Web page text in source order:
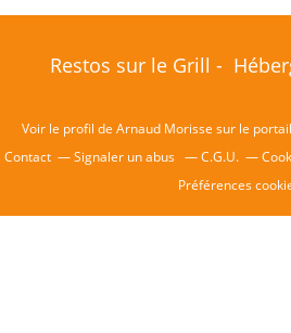
Restos sur le Grill -
Voir le profil deArnaud Morisse sur le
Contact
Signaler un abus C.G.U.
Préférences